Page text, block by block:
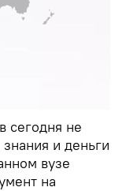
сегодня не
и деньги
вузе
на